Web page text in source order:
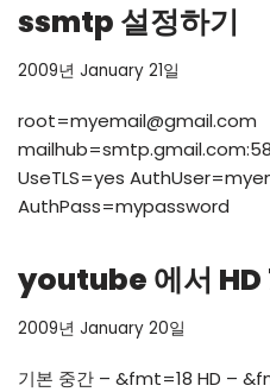
ssmtp 설정하기
2009년 January 21일
root=myemail@gmail.com
UseTLS=yes
AuthPass=mypassword
youtube 에서 HD
2009년 January 20일
기본 중간 – &fmt=18 HD –